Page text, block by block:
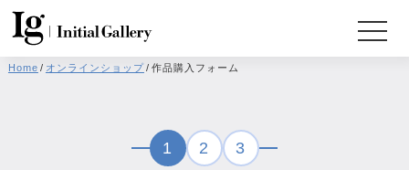
Home / オンラインショップ/ 作品購入フォーム
1 2 3